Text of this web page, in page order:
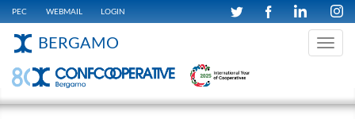
PEC WEBMAIL LOGIN
Toggle
BERGAMO